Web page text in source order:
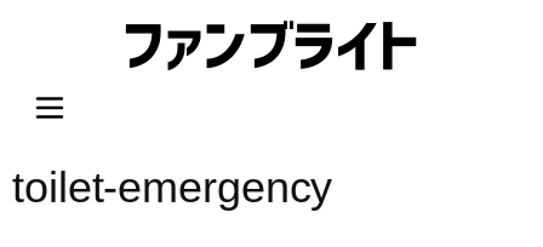
プ
toilet-emergency